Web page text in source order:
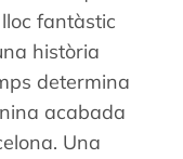
fantàstic
història
determina
acabada
Una